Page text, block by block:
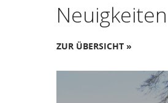
Neuigkeiten
ZUR ÜBERSICHT »